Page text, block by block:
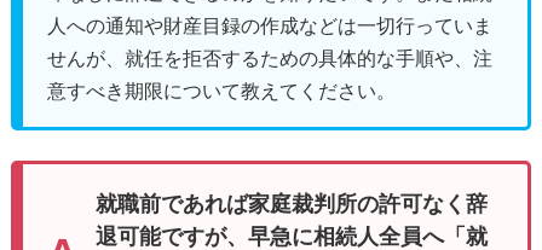
人への通知や財産目録の作成などは一切行っていま
せんが、就任を拒否するための具体的な手順や、注
意すべき期限について教えてください。
就職前であれば家庭裁判所の許可なく辞
退可能ですが、早急に相続人全員へ「就